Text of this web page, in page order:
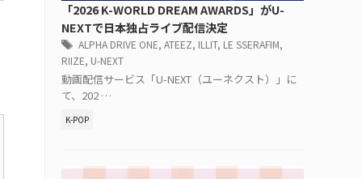
「2026 K-WORLD DREAM AWARDS」がU-
NEXTで日本独占ライブ配信決定
ALPHA DRIVE ONE, ATEEZ, ILLIT, LE SSERAFIM,
RIIZE, U-NEXT
動画配信サービス「U-NEXT（ユーネクスト）」に
て、202 …
K-POP